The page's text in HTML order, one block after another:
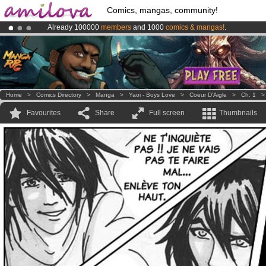
Comics, mangas, community!
Already 100000 members and 1000 comics & mangas!.
Premium membership from3.95 eurosper month !Get membership
AmilovaKickstarter is now LIVE!.
Home > Comics Directory > Manga > Yaoi - Boys Love > Coeur D'Aigle > Ch. 1
Favourites Share Full screen Thumbnails